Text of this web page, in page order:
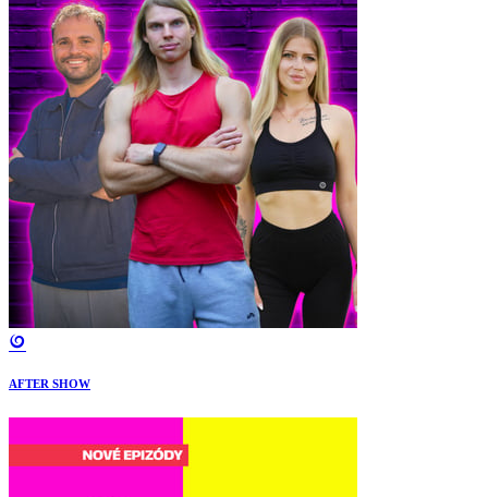
AFTER SHOW